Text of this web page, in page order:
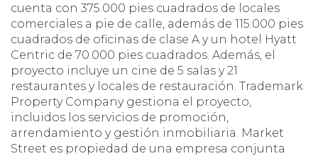
cuenta con 375.000 pies cuadrados de locales
comerciales a pie de calle, además de 115.000 pies
cuadrados de oficinas de clase A y un hotel Hyatt
Centric de 70.000 pies cuadrados. Además, el
proyecto incluye un cine de 5 salas y 21
restaurantes y locales de restauración. Trademark
Property Company gestiona el proyecto,
incluidos los servicios de promoción,
arrendamiento y gestión inmobiliaria. Market
Street es propiedad de una empresa conjunta